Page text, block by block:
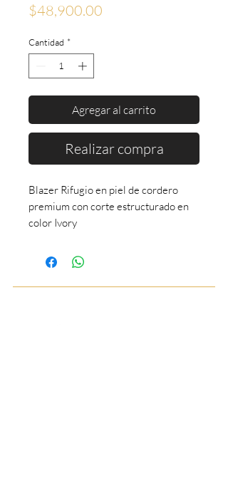
$48,900.00
Cantidad *
Agregar al carrito
Realizar compra
Blazer Rifugio en piel de cordero
premium con corte estructurado en
color Ivory